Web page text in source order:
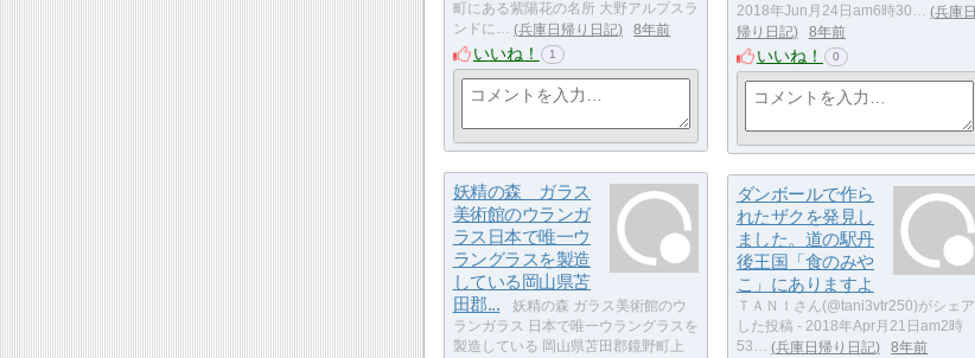
町にある紫陽花の名所 大野アルプスラ
ンドに…
兵庫日帰り日記 8年前
いいね！ 1
2018年Jun月24日am6時30…
兵庫日
帰り日記
8年前
いいね！ 0
妖精の森 ガラス
美術館のウランガ
ラス日本で唯一ウ
ラングラスを製造
している岡山県苫
田郡...
妖精の森 ガラス美術館のウ
ランガラス 日本で唯一ウラングラスを
製造している 岡山県苫田郡鏡野町上
ダンボールで作ら
れたザクを発見し
ました。道の駅丹
後王国「食のみや
こ」にありますよ
ＴＡＮＩさん(@tani3vtr250)がシェア
した投稿 - 2018年Apr月21日am2時
53…
兵庫日帰り日記 8年前